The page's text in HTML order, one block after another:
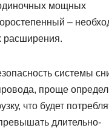
мощных
–
расширения.
системы
проще
что будет
длительно-